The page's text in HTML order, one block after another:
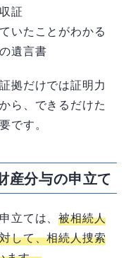
証
いたことがわかる
遺言書
拠だけでは証明力
ら、できるだけた
です。
産分与の申立て
立ては、被相続人
して、相続人捜索